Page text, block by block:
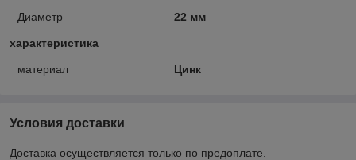
Диаметр 22 мм
характеристика
материал Цинк
Условия доставки
Доставка осуществляется только по предоплате.